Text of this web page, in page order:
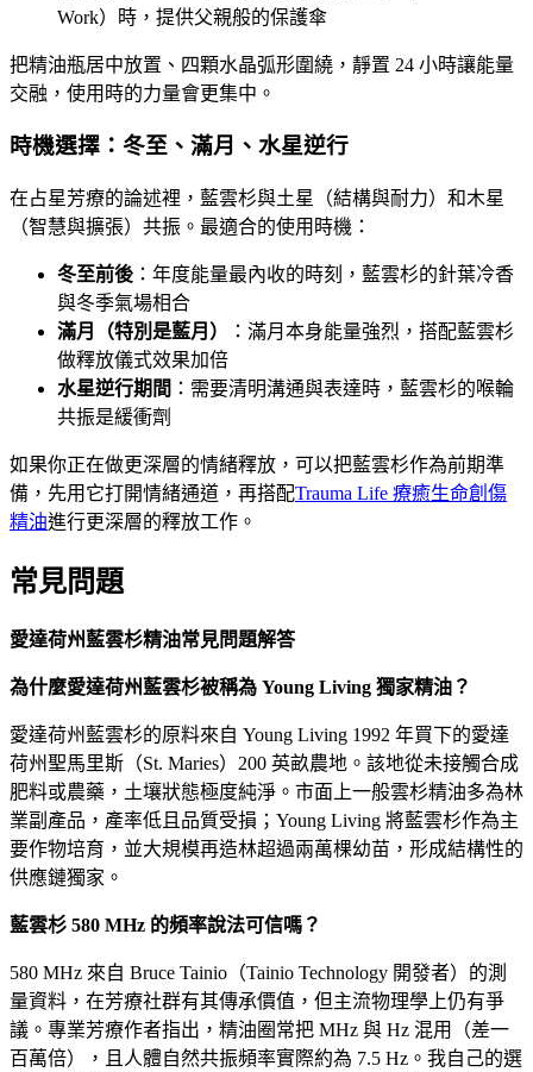
Work）時，提供父親般的保護傘
把精油瓶居中放置、四顆水晶弧形圍繞，靜置 24 小時讓能量
交融，使用時的力量會更集中。
時機選擇：冬至、滿月、水星逆行
在占星芳療的論述裡，藍雲杉與土星（結構與耐力）和木星
（智慧與擴張）共振。最適合的使用時機：
冬至前後 ：年度能量最內收的時刻，藍雲杉的針葉冷香
與冬季氣場相合
滿月（特別是藍月）
：滿月本身能量強烈，搭配藍雲杉
做釋放儀式效果加倍
水星逆行期間 ：需要清明溝通與表達時，藍雲杉的喉輪
共振是緩衝劑
如果你正在做更深層的情緒釋放，可以把藍雲杉作為前期準
備，先用它打開情緒通道，再搭配Trauma Life 療癒生命創傷
精油進行更深層的釋放工作。
常見問題
愛達荷州藍雲杉精油常見問題解答
為什麼愛達荷州藍雲杉被稱為 Young Living 獨家精油？
愛達荷州藍雲杉的原料來自 Young Living 1992 年買下的愛達
荷州聖馬里斯（St. Maries）200 英畝農地。該地從未接觸合成
肥料或農藥，土壤狀態極度純淨。市面上一般雲杉精油多為林
業副產品，產率低且品質受損；Young Living 將藍雲杉作為主
要作物培育，並大規模再造林超過兩萬棵幼苗，形成結構性的
供應鏈獨家。
藍雲杉 580 MHz 的頻率說法可信嗎？
580 MHz 來自 Bruce Tainio（Tainio Technology 開發者）的測
量資料，在芳療社群有其傳承價值，但主流物理學上仍有爭
議。專業芳療作者指出，精油圈常把 MHz 與 Hz 混用（差一
百萬倍），且人體自然共振頻率實際約為 7.5 Hz。我自己的選